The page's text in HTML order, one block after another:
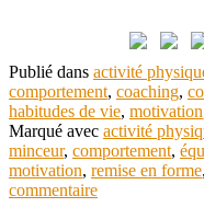
Publié dans activité
comportement, coaching,
habitudes de vie, motivation
Marqué avec activité
minceur, comportement,
motivation, remise en forme,
commentaire